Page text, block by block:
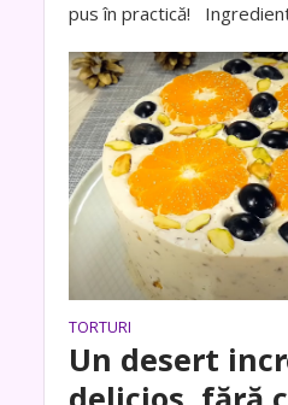
pus în practică!
TORTURI
Un desert